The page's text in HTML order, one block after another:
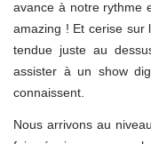
avance à notre rythme
amazing ! Et cerise sur
tendue juste au
assister à un show
connaissent.
Nous arrivons au